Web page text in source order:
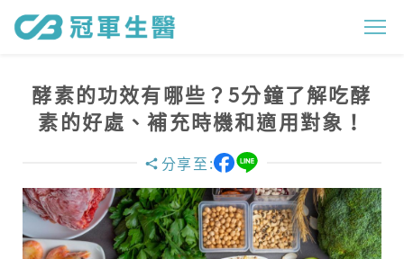
酵
素
的
功
有
哪
酵素的功效有哪些？5分鐘了解吃酵
素的好處、補充時機和適用對象！
分享至: